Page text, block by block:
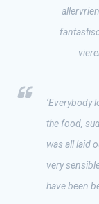
‘Everybody
the food,
was all laid
very
have been